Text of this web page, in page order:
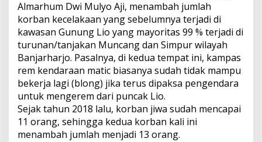
Almarhum Dwi Mulyo Aji, menambah jumlah
korban kecelakaan yang sebelumnya terjadi di
kawasan Gunung Lio yang mayoritas 99 % terjadi di
turunan/tanjakan Muncang dan Simpur wilayah
Banjarharjo. Pasalnya, di kedua tempat ini, kampas
rem kendaraan matic biasanya sudah tidak mampu
bekerja lagi (blong) jika terus dipaksa pengendara
untuk mengerem dari puncak Lio.
Sejak tahun 2018 lalu, korban jiwa sudah mencapai
11 orang, sehingga kedua korban kali ini
menambah jumlah menjadi 13 orang.